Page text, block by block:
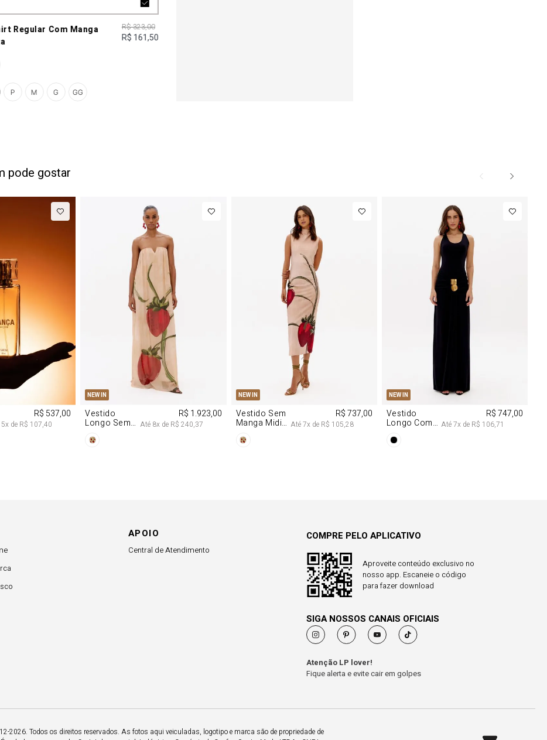
Regular Com Manga
R$ 323,00
R$ 161,50
G GG
M
P
pode gostar
R$ 537,00
5x de R$ 107,40
NEW IN
G
Vestido
Longo Sem
Chiffon
R$ 1.923,00
Até 8x de R$ 240,37
NEW IN
PP M
Vestido Sem
Manga Midi
Morango
R$ 737,00
Até7x de R$ 105,28
NEW IN
PP M
Vestido
Longo Com
Na Frente
R$ 747,00
Até7x de R$ 106,71
APOIO
Central de Atendimento
COMPRE PELO APLICATIVO
Aproveite conteúdo exclusivo no
nosso app. Escaneie o código
para fazer download
SIGA NOSSOS CANAIS OFICIAIS
Atenção LP lover!
Fique alerta e evite cair em golpes
2026. Todos os direitos reservados. As fotos aqui veiculadas, logotipo e marca são de propriedade de